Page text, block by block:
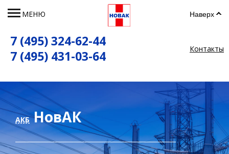
МЕНЮ Наверх
7 (495) 324-62-44
7 (495) 431-03-64
Контакты
АКБНовАК